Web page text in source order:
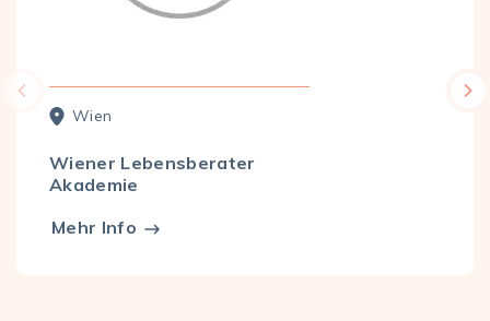
Wien
Wiener Lebensberater
Akademie
Mehr Info